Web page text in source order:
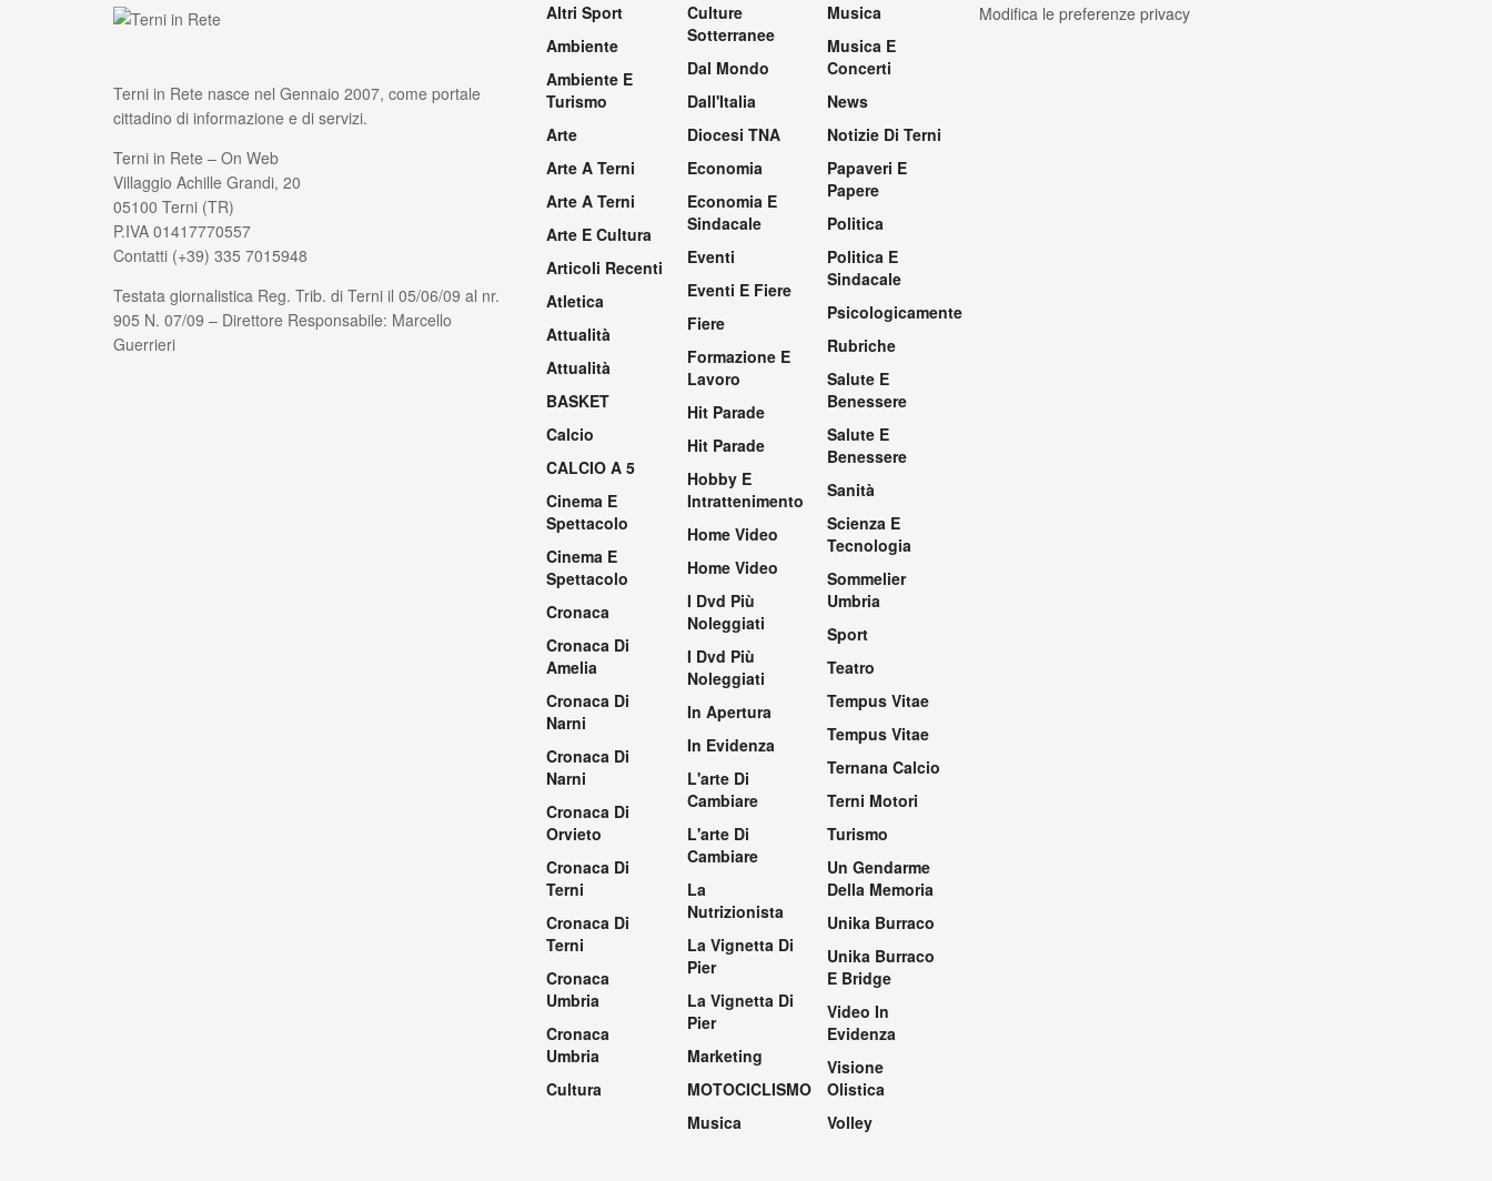
Terni in Rete nasce nel Gennaio 2007, come portale
cittadino di informazione e di servizi.
Terni in Rete – On Web
Villaggio Achille Grandi, 20
05100 Terni (TR)
P.IVA 01417770557
Contatti (+39) 335 7015948
Testata giornalistica Reg. Trib. di Terni il 05/06/09 al nr.
905 N. 07/09 – Direttore Responsabile: Marcello
Guerrieri
Altri Sport
Ambiente
Ambiente E
Turismo
Arte
Arte A Terni
Arte A Terni
Arte E Cultura
Articoli Recenti
Atletica
Attualità
Attualità
BASKET
Calcio
CALCIO A 5
Cinema E
Spettacolo
Cinema E
Spettacolo
Cronaca
Cronaca Di
Amelia
Cronaca Di
Narni
Cronaca Di
Narni
Cronaca Di
Orvieto
Cronaca Di
Terni
Cronaca Di
Terni
Cronaca
Umbria
Cronaca
Umbria
Cultura
Culture
Sotterranee
Dal Mondo
Dall'Italia
Diocesi TNA
Economia
Economia E
Sindacale
Eventi
Eventi E Fiere
Fiere
Formazione E
Lavoro
Hit Parade
Hit Parade
Hobby E
Intrattenimento
Home Video
Home Video
I Dvd Più
Noleggiati
I Dvd Più
Noleggiati
In Apertura
In Evidenza
L'arte Di
Cambiare
L'arte Di
Cambiare
La
Nutrizionista
La Vignetta Di
Pier
La Vignetta Di
Pier
Marketing
MOTOCICLISMO
Musica
Musica
Musica E
Concerti
News
Notizie Di Terni
Papaveri E
Papere
Politica
Politica E
Sindacale
Psicologicamente
Rubriche
Salute E
Benessere
Salute E
Benessere
Sanità
Scienza E
Tecnologia
Sommelier
Umbria
Sport
Teatro
Tempus Vitae
Tempus Vitae
Ternana Calcio
Terni Motori
Turismo
Un Gendarme
Della Memoria
Unika Burraco
Unika Burraco
E Bridge
Video In
Evidenza
Visione
Olistica
Volley
Modifica le preferenze privacy